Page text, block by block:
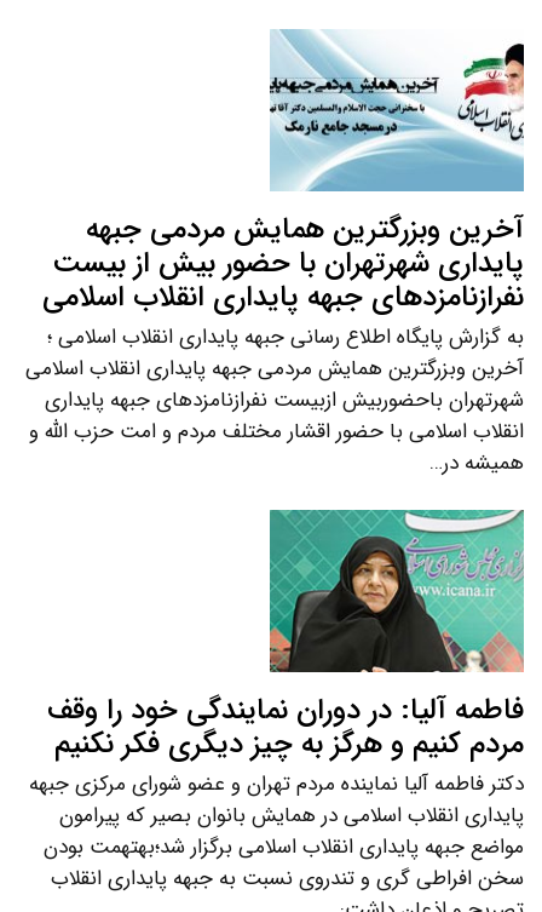
آخرین وبزرگترین همایش مردمی جبهه
پایداری شهرتهران با حضور بیش از بیست
نفرازنامزدهای جبهه پایداری انقلاب اسلامی
به گزارش پایگاه اطلاع رسانی جبهه پایداری انقلاب اسلامی ؛
آخرین وبزرگترین همایش مردمی جبهه پایداری انقلاب اسلامی
شهرتهران باحضوربیش ازبیست نفرازنامزدهای جبهه پایداری
انقلاب اسلامی با حضور اقشار مختلف مردم و امت حزب الله و
همیشه در…
فاطمه آلیا: در دوران نمایندگی خود را وقف
مردم کنیم و هرگز به چیز دیگری فکر نکنیم
دکتر فاطمه آلیا نماینده مردم تهران و عضو شورای مرکزی جبهه
پایداری انقلاب اسلامی در همایش بانوان بصیر که پیرامون
مواضع جبهه پایداری انقلاب اسلامی برگزار شد؛بهتهمت بودن
سخن افراطی گری و تندروی نسبت به جبهه پایداری انقلاب